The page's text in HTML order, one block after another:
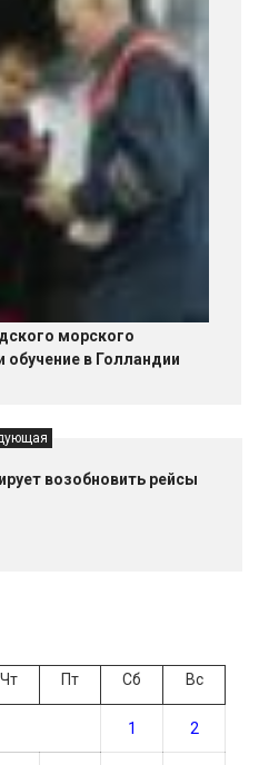
морского
в Голландии
возобновить рейсы
Чт Пт Сб Вс
1 2